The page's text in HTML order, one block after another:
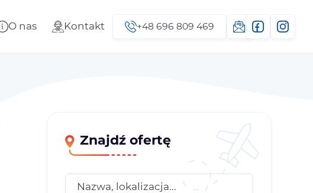
O nas Kontakt +48 696 809 469
Znajdź ofertę
Nazwa, lokalizacja...